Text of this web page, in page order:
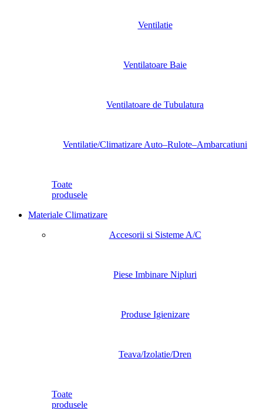
Ventilatie
Ventilatoare Baie
Ventilatoare de Tubulatura
Ventilatie/Climatizare Auto–Rulote–Ambarcatiuni
Toate
produsele
Materiale Climatizare
Accesorii si Sisteme A/C
Piese Imbinare Nipluri
Produse Igienizare
Teava/Izolatie/Dren
Toate
produsele